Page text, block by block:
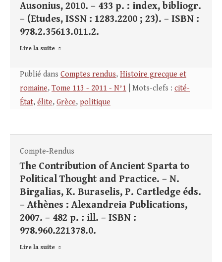
Ausonius, 2010. – 433 p. : index, bibliogr.
– (Etudes, ISSN : 1283.2200 ; 23). – ISBN :
978.2.35613.011.2.
Lire la suite
Publié dans Comptes rendus, Histoire grecque et
romaine, Tome 113 - 2011 - N°1 | Mots-clefs : cité-
État, élite, Grèce, politique
Compte-Rendus
The Contribution of Ancient Sparta to
Political Thought and Practice. – N.
Birgalias, K. Buraselis, P. Cartledge éds.
– Athènes : Alexandreia Publications,
2007. – 482 p. : ill. – ISBN :
978.960.221378.0.
Lire la suite